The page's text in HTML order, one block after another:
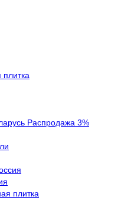
плитка
Распродажа 3%
плитка